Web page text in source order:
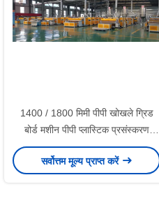
1400 / 1800 मिमी पीपी खोखले ग्रिड
बोर्ड मशीन पीपी प्लास्टिक प्रसंस्करण
खोखले बोर्ड एक्सट्रूज़न लाइन
सर्वोत्तम मूल्य प्राप्त करें